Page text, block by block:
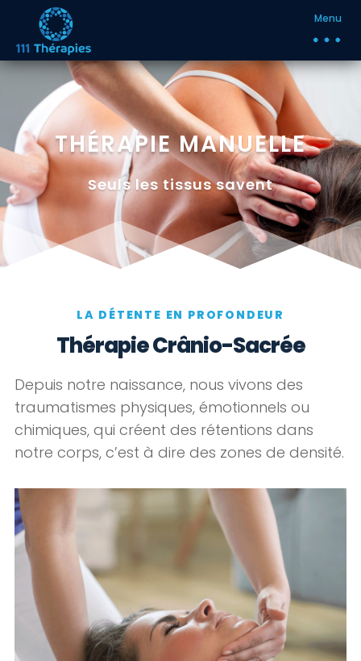
Menu
THÉRAPIE MANUELLE
Seuls les tissus savent
LA DÉTENTE EN PROFONDEUR
Thérapie Crânio-Sacrée
Depuis notre naissance, nous vivons des
traumatismes physiques, émotionnels ou
chimiques, qui créent des rétentions dans
notre corps, c’est à dire des zones de densité.